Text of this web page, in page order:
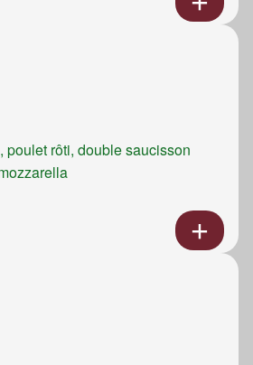
poulet rôti, double saucisson